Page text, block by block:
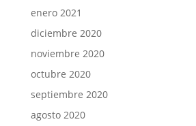
enero 2021
diciembre 2020
noviembre 2020
octubre 2020
septiembre 2020
agosto 2020